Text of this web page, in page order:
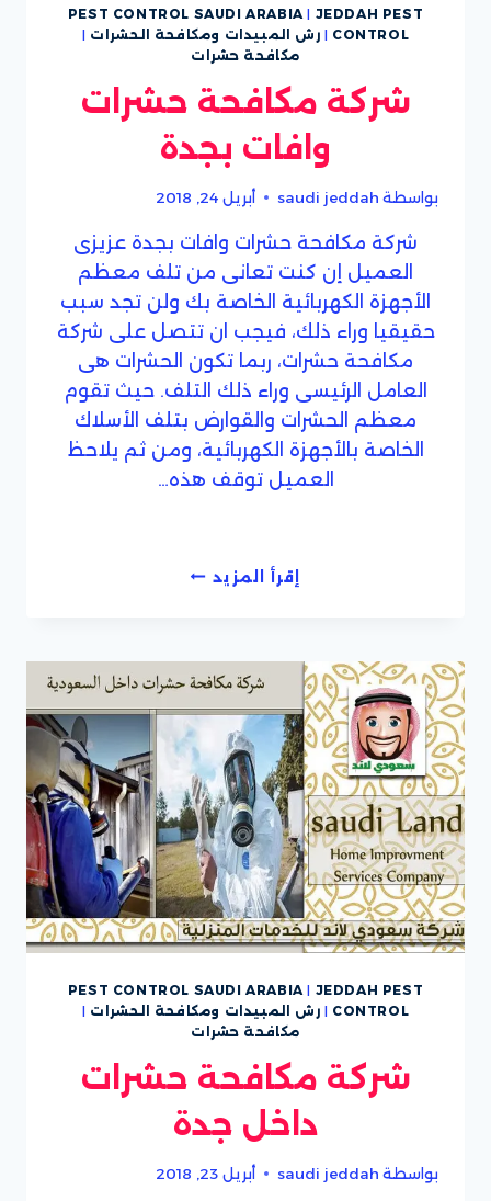
PEST CONTROL SAUDI ARABIA| JEDDAH PEST
CONTROL
| رش المبيدات ومكافحة الحشرات |
مكافحة حشرات
شركة مكافحة حشرات
وافات بجدة
بواسطة saudi jeddah أبريل 24, 2018
شركة مكافحة حشرات وافات بجدة عزيزى
العميل إن كنت تعانى من تلف معظم
الأجهزة الكهربائية الخاصة بك ولن تجد سبب
حقيقيا وراء ذلك، فيجب ان تتصل على شركة
مكافحة حشرات، ربما تكون الحشرات هى
العامل الرئيسى وراء ذلك التلف. حيث تقوم
معظم الحشرات والقوارض بتلف الأسلاك
الخاصة بالأجهزة الكهربائية، ومن ثم يلاحظ
العميل توقف هذه…
إقرأ المزيدشركة
بجدة
PEST CONTROL SAUDI ARABIA| JEDDAH PEST
CONTROL
| رش المبيدات ومكافحة الحشرات |
مكافحة حشرات
شركة مكافحة حشرات
داخل جدة
بواسطة saudi jeddah أبريل 23, 2018